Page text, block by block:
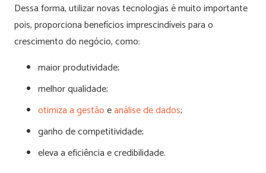
Dessa forma, utilizar novas tecnologias é muito importante
pois, proporciona benefícios imprescindíveis para o
crescimento do negócio, como:
maior produtividade;
melhor qualidade;
otimiza a gestãoeanálise de dados;
ganho de competitividade;
eleva a eficiência e credibilidade.